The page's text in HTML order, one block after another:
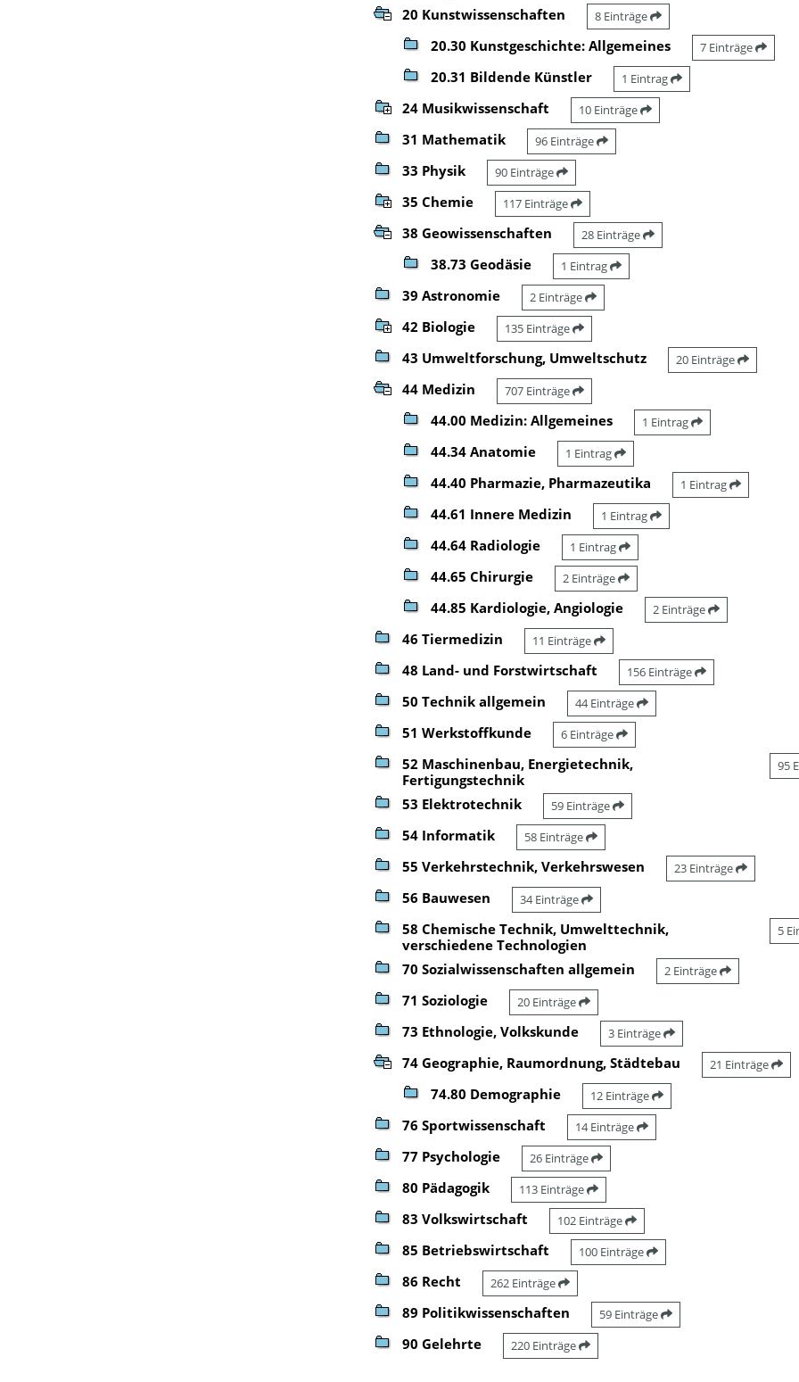
20 Kunstwissenschaften 8 Einträge
20.30 Kunstgeschichte: Allgemeines 7 Einträge
20.31 Bildende Künstler 1 Eintrag
24 Musikwissenschaft 10 Einträge
31 Mathematik 96 Einträge
33 Physik 90 Einträge
35 Chemie 117 Einträge
38 Geowissenschaften 28 Einträge
38.73 Geodäsie 1 Eintrag
39 Astronomie 2 Einträge
42 Biologie 135 Einträge
43 Umweltforschung, Umweltschutz 20 Einträge
44 Medizin 707 Einträge
44.00 Medizin: Allgemeines 1 Eintrag
44.34 Anatomie 1 Eintrag
44.40 Pharmazie, Pharmazeutika 1 Eintrag
44.61 Innere Medizin 1 Eintrag
44.64 Radiologie 1 Eintrag
44.65 Chirurgie 2 Einträge
44.85 Kardiologie, Angiologie 2 Einträge
46 Tiermedizin 11 Einträge
48 Land- und Forstwirtschaft 156 Einträge
50 Technik allgemein 44 Einträge
51 Werkstoffkunde 6 Einträge
52 Maschinenbau, Energietechnik,
Fertigungstechnik
95
53 Elektrotechnik 59 Einträge
54 Informatik 58 Einträge
55 Verkehrstechnik, Verkehrswesen 23 Einträge
56 Bauwesen 34 Einträge
58 Chemische Technik, Umwelttechnik,
verschiedene Technologien
5
70 Sozialwissenschaften allgemein 2 Einträge
71 Soziologie 20 Einträge
73 Ethnologie, Volkskunde 3 Einträge
74 Geographie, Raumordnung, Städtebau 21 Einträge
74.80 Demographie 12 Einträge
76 Sportwissenschaft 14 Einträge
77 Psychologie 26 Einträge
80 Pädagogik 113 Einträge
83 Volkswirtschaft 102 Einträge
85 Betriebswirtschaft 100 Einträge
86 Recht 262 Einträge
89 Politikwissenschaften 59 Einträge
90 Gelehrte 220 Einträge